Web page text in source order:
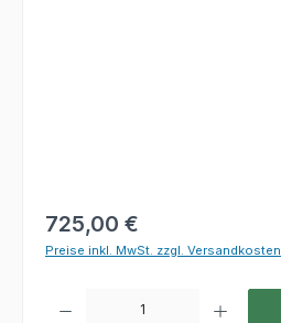
Regulärer Preis:
725,00 €
Preise inkl. MwSt. zzgl. Versandkosten